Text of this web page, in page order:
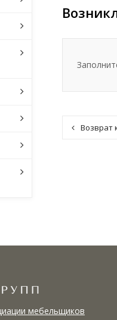
Возврат
мебельщиков